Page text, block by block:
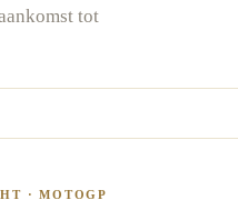
tot
·MOTOGP